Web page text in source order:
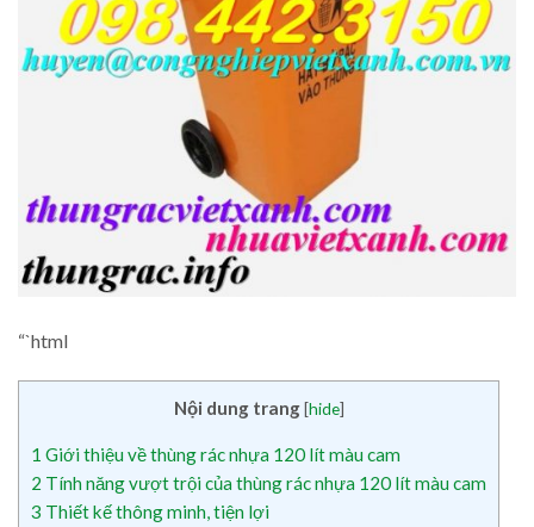
“`html
Nội dung trang [hide]
1 Giới thiệu về thùng rác nhựa 120 lít màu cam
2 Tính năng vượt trội của thùng rác nhựa 120 lít màu cam
3 Thiết kế thông minh, tiện lợi